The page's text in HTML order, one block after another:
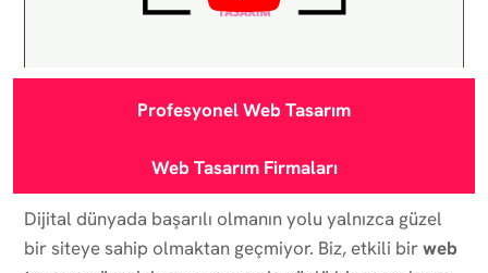
Profesyonel Web Tasarım
Web Tasarım Firmaları
Dijital dünyada başarılı olmanın yolu yalnızca güzel
bir siteye sahip olmaktan geçmiyor. Biz, etkili birweb